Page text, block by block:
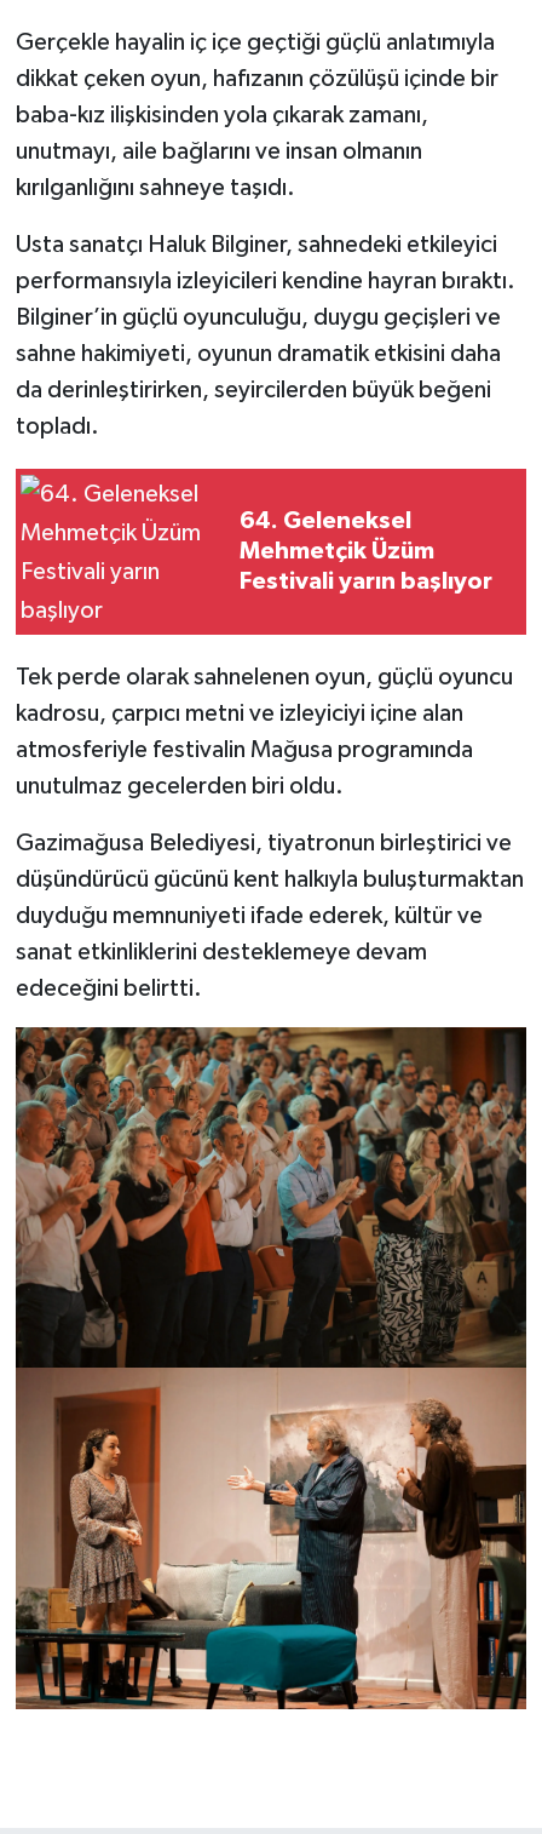
Gerçekle hayalin iç içe geçtiği güçlü anlatımıyla
dikkat çeken oyun, hafızanın çözülüşü içinde bir
baba-kız ilişkisinden yola çıkarak zamanı,
unutmayı, aile bağlarını ve insan olmanın
kırılganlığını sahneye taşıdı.
Usta sanatçı Haluk Bilginer, sahnedeki etkileyici
performansıyla izleyicileri kendine hayran bıraktı.
Bilginer’in güçlü oyunculuğu, duygu geçişleri ve
sahne hakimiyeti, oyunun dramatik etkisini daha
da derinleştirirken, seyircilerden büyük beğeni
topladı.
64. Geleneksel
Mehmetçik Üzüm
Festivali yarın başlıyor
Tek perde olarak sahnelenen oyun, güçlü oyuncu
kadrosu, çarpıcı metni ve izleyiciyi içine alan
atmosferiyle festivalin Mağusa programında
unutulmaz gecelerden biri oldu.
Gazimağusa Belediyesi, tiyatronun birleştirici ve
düşündürücü gücünü kent halkıyla buluşturmaktan
duyduğu memnuniyeti ifade ederek, kültür ve
sanat etkinliklerini desteklemeye devam
edeceğini belirtti.